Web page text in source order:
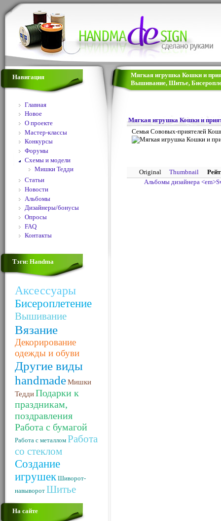
Навигация
Главная
Новое
О проекте
Мастер-классы
Конкурсы
Форумы
Схемы и модели
Мишки Тедди
Статьи
Новости
Альбомы
Дизайнеры/бонусы
Опросы
FAQ
Контакты
Тэги: Handma
Аксессуары
Бисероплетение
Вышивание
Вязание
Декорирование
одежды и обуви
Другие виды
handmadeМишки
ТеддиПодарки к
праздникам,
поздравления
Работа с бумагой
Работа с металлом Работа
со стеклом
Создание
игрушек Шиворот-
навыворот Шитье
На сайте
Мягкая игрушка Кошки и
Вышивание, Шитье,
Мягкая игрушка Кошки и
Семья Сововых-приятелей
Original Thumbnail
Альбомы дизайнера